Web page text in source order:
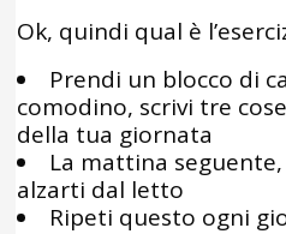
Ok, quindi qual è
Prendi un blocco di
comodino, scrivi tre
della tua giornata
La mattina
alzarti dal letto
Ripeti questo ogni